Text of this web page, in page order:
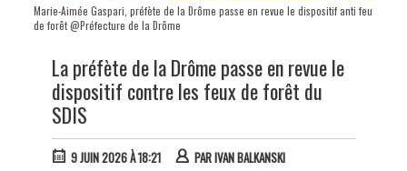
Marie-Aimée Gaspari, préfète de la Drôme passe en revue le dispositif anti feu
de forêt @Préfecture de la Drôme
La préfète de la Drôme passe en revue le
dispositif contre les feux de forêt du
SDIS
9 JUIN 2026 À 18:21 PARIVAN BALKANSKI